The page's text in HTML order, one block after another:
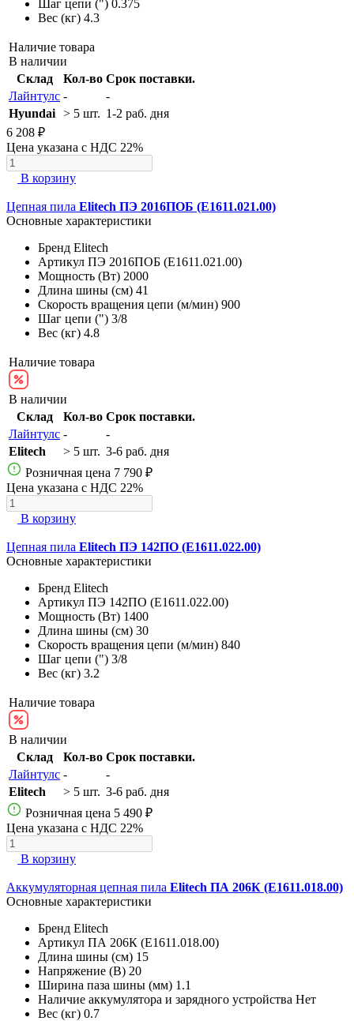
Шаг цепи (") 0.375
Вес (кг) 4.3
Наличие товара
В наличии
Склад
Кол-во Срок поставки.
Лайнтулс -
-
Hyundai > 5 шт. 1-2 раб. дня
6 208 ₽
Цена указана с НДС 22%
В корзину
Цепная пила Elitech ПЭ 2016ПОБ (E1611.021.00)
Основные характеристики
Бренд Elitech
Артикул ПЭ 2016ПОБ (E1611.021.00)
Мощность (Вт) 2000
Длина шины (см) 41
Скорость вращения цепи (м/мин) 900
Шаг цепи (") 3/8
Вес (кг) 4.8
Наличие товара
В наличии
Склад
Кол-во Срок поставки.
Лайнтулс -
-
Elitech
> 5 шт. 3-6 раб. дня
Розничная цена 7 790 ₽
Цена указана с НДС 22%
В корзину
Цепная пила Elitech ПЭ 142ПО (E1611.022.00)
Основные характеристики
Бренд Elitech
Артикул ПЭ 142ПО (E1611.022.00)
Мощность (Вт) 1400
Длина шины (см) 30
Скорость вращения цепи (м/мин) 840
Шаг цепи (") 3/8
Вес (кг) 3.2
Наличие товара
В наличии
Склад
Кол-во Срок поставки.
Лайнтулс -
-
Elitech
> 5 шт. 3-6 раб. дня
Розничная цена 5 490 ₽
Цена указана с НДС 22%
В корзину
Аккумуляторная цепная пила Elitech ПА 206К (E1611.018.00)
Основные характеристики
Бренд Elitech
Артикул ПА 206К (E1611.018.00)
Длина шины (см) 15
Напряжение (В) 20
Ширина паза шины (мм) 1.1
Наличие аккумулятора и зарядного устройства Нет
Вес (кг) 0.7